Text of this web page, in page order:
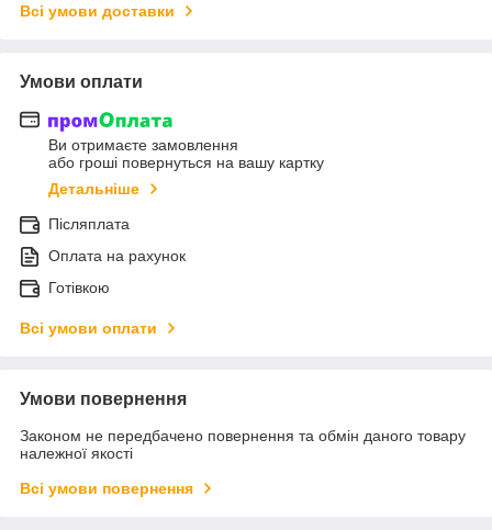
Всі умови доставки
Умови оплати
Ви отримаєте замовлення
або гроші повернуться на вашу картку
Детальніше
Післяплата
Оплата на рахунок
Готівкою
Всі умови оплати
Умови повернення
Законом не передбачено повернення та обмін даного товару
належної якості
Всі умови повернення